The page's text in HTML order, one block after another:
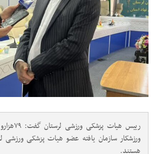
ورزشکار سازمان یافته عضو هیات پزشکی ورزشی
هستند.